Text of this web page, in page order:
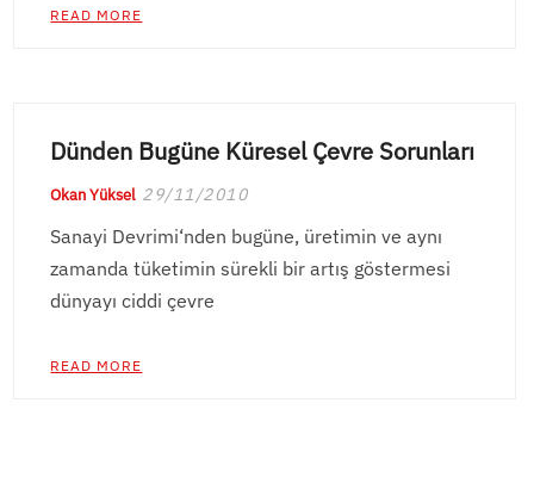
READ MORE
Dünden Bugüne Küresel Çevre Sorunları
Okan Yüksel 29/11/2010
Sanayi Devrimi‘nden bugüne, üretimin ve aynı
zamanda tüketimin sürekli bir artış göstermesi
dünyayı ciddi çevre
READ MORE